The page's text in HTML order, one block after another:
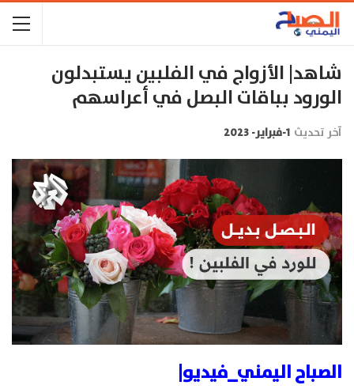
شاهد| الأزواج في الفلبين يستبدلون
الورود بباقات البصل في أعراسهم
آخر تحديث 1-فبراير- 2023
الصباح اليمني_فيديو|